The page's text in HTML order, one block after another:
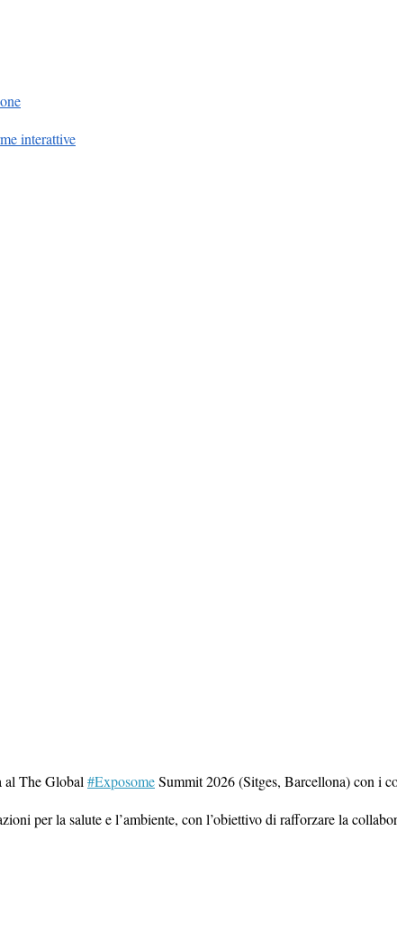
interattive
al The Global #ExposomeSummit 2026 (Sitges, Barcellona) con i
per la salute e l’ambiente, con l’obiettivo di rafforzare la